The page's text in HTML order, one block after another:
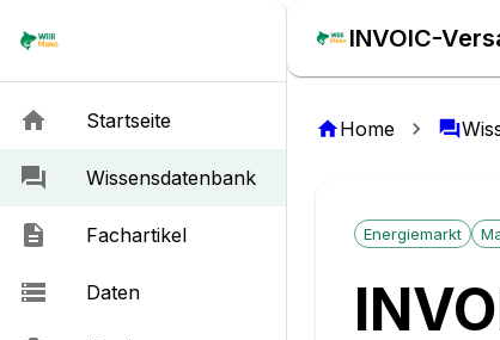
INVOIC-
Startseite
Wissensdatenbank
Fachartikel
Daten
Home
Energiemarkt